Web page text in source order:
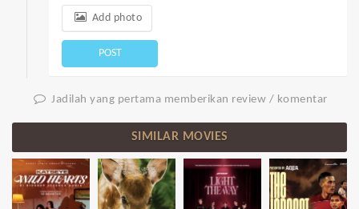
Add photo
POST
Jadilah yang pertama memberikan review / komentar
SIMILAR MOVIES